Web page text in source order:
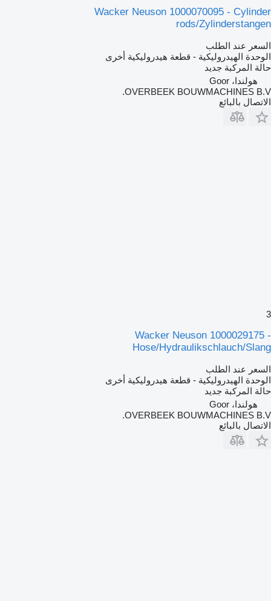
Wacker Neuson 1000070095 - Cylinder
rods/Zylinderstangen
السعر عند الطلب
الوحدة الهيدروليكية - قطعة هيدروليكية أخرى
حالة المركبة جديد
هولندا، Goor
OVERBEEK BOUWMACHINES B.V.
الاتصال بالبائع
3
Wacker Neuson 1000029175 -
Hose/Hydraulikschlauch/Slang
السعر عند الطلب
الوحدة الهيدروليكية - قطعة هيدروليكية أخرى
حالة المركبة جديد
هولندا، Goor
OVERBEEK BOUWMACHINES B.V.
الاتصال بالبائع